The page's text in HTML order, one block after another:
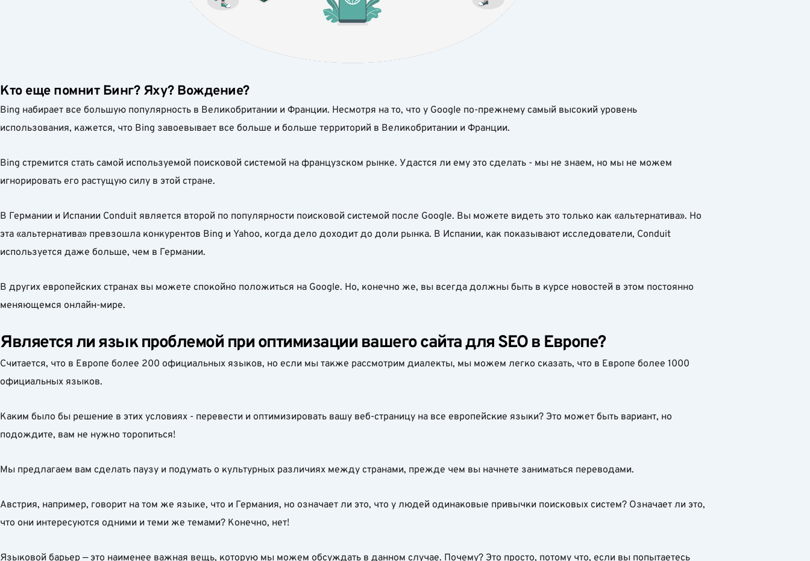
Кто еще помнит Бинг? Яху? Вождение?
Bing набирает все большую популярность в Великобритании и Франции. Несмотря на то, что у Google по-прежнему самый высокий уровень
использования, кажется, что Bing завоевывает все больше и больше территорий в Великобритании и Франции.
Bing стремится стать самой используемой поисковой системой на французском рынке. Удастся ли ему это сделать - мы не знаем, но мы не можем
игнорировать его растущую силу в этой стране.
В Германии и Испании Conduit является второй по популярности поисковой системой после Google. Вы можете видеть это только как «альтернатива». Но
эта «альтернатива» превзошла конкурентов Bing и Yahoo, когда дело доходит до доли рынка. В Испании, как показывают исследователи, Conduit
используется даже больше, чем в Германии.
В других европейских странах вы можете спокойно положиться на Google. Но, конечно же, вы всегда должны быть в курсе новостей в этом постоянно
меняющемся онлайн-мире.
Является ли язык проблемой при оптимизации вашего сайта для SEO в Европе?
Считается, что в Европе более 200 официальных языков, но если мы также рассмотрим диалекты, мы можем легко сказать, что в Европе более 1000
официальных языков.
Каким было бы решение в этих условиях - перевести и оптимизировать вашу веб-страницу на все европейские языки? Это может быть вариант, но
подождите, вам не нужно торопиться!
Мы предлагаем вам сделать паузу и подумать о культурных различиях между странами, прежде чем вы начнете заниматься переводами.
Австрия, например, говорит на том же языке, что и Германия, но означает ли это, что у людей одинаковые привычки поисковых систем? Означает ли это,
что они интересуются одними и теми же темами? Конечно, нет!
Языковой барьер — это наименее важная вещь, которую мы можем обсуждать в данном случае. Почему? Это просто, потому что, если вы попытаетесь